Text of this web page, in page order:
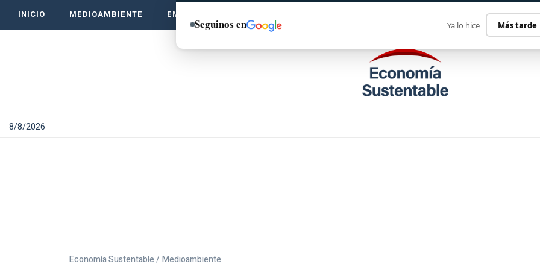
INICIO MEDIOAMBIENTE EMPRENDE VERDE
8/8/2026
Economía Sustentable / Medioambiente
Seguinos en Ya lo hice Más tarde